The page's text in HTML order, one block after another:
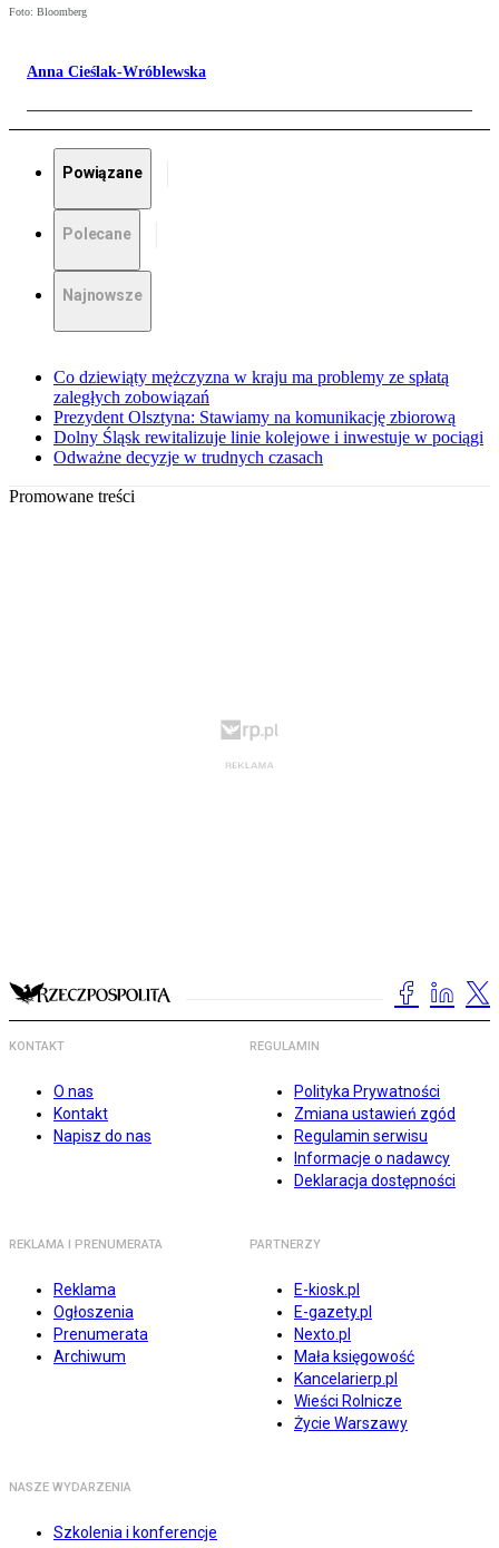
Foto: Bloomberg
Anna Cieślak-Wróblewska
Powiązane
Polecane
Najnowsze
Co dziewiąty mężczyzna w kraju ma problemy ze spłatą
zaległych zobowiązań
Prezydent Olsztyna: Stawiamy na komunikację zbiorową
Dolny Śląsk rewitalizuje linie kolejowe i inwestuje w pociągi
Odważne decyzje w trudnych czasach
Promowane treści
KONTAKT
O nas
Kontakt
Napisz do nas
REGULAMIN
Polityka Prywatności
Zmiana ustawień zgód
Regulamin serwisu
Informacje o nadawcy
Deklaracja dostępności
REKLAMA I PRENUMERATA
Reklama
Ogłoszenia
Prenumerata
Archiwum
PARTNERZY
E-kiosk.pl
E-gazety.pl
Nexto.pl
Mała księgowość
Kancelarierp.pl
Wieści Rolnicze
Życie Warszawy
NASZE WYDARZENIA
Szkolenia i konferencje